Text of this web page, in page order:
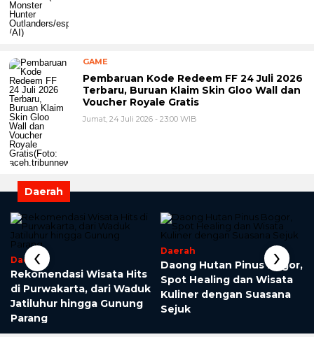
GAME
Pembaruan Kode Redeem FF 24 Juli 2026
Terbaru, Buruan Klaim Skin Gloo Wall dan
Voucher Royale Gratis
Jumat, 24 Juli 2026 - 23:00 WIB
Daerah
Daerah
Rekomendasi Wisata Hits
di Purwakarta, dari Waduk
Jatiluhur hingga Gunung
Parang
Daerah
Daong Hutan Pinus Bogor,
Spot Healing dan Wisata
Kuliner dengan Suasana
Sejuk
‹ ›